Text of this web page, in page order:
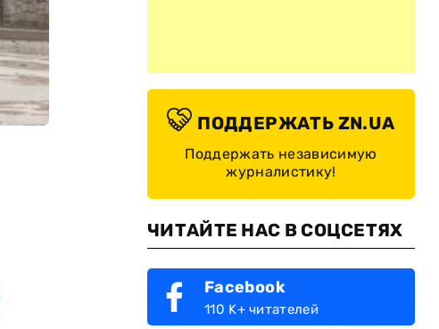
ПОДДЕРЖАТЬ ZN.UA
Поддержать независимую
журналистику!
ЧИТАЙТЕ НАС В СОЦСЕТЯХ
Facebook
110 K+ читателей